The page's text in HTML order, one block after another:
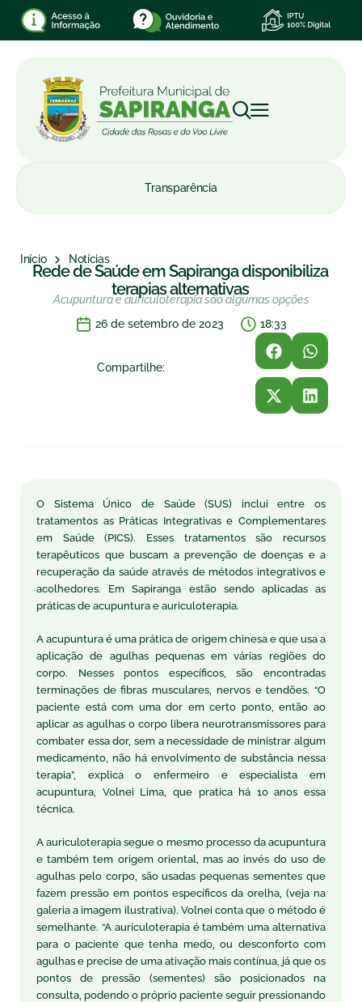
Transparência
Início Notícias
Rede de Saúde em Sapiranga disponibiliza
terapias alternativas
Acupuntura e auriculoterapia são algumas opções
26 de setembro de 2023
18:33
Compartilhe:
O Sistema Único de Saúde (SUS) inclui entre os
tratamentos as Práticas Integrativas e Complementares
em Saúde (PICS). Esses tratamentos são recursos
terapêuticos que buscam a prevenção de doenças e a
recuperação da saúde através de métodos integrativos e
acolhedores. Em Sapiranga estão sendo aplicadas as
práticas de acupuntura e auriculoterapia.
A acupuntura é uma prática de origem chinesa e que usa a
aplicação de agulhas pequenas em várias regiões do
corpo. Nesses pontos específicos, são encontradas
terminações de fibras musculares, nervos e tendões. “O
paciente está com uma dor em certo ponto, então ao
aplicar as agulhas o corpo libera neurotransmissores para
combater essa dor, sem a necessidade de ministrar algum
medicamento, não há envolvimento de substância nessa
terapia”, explica o enfermeiro e especialista em
acupuntura, Volnei Lima, que pratica há 10 anos essa
técnica.
A auriculoterapia segue o mesmo processo da acupuntura
e também tem origem oriental, mas ao invés do uso de
agulhas pelo corpo, são usadas pequenas sementes que
fazem pressão em pontos específicos da orelha, (veja na
galeria a imagem ilustrativa). Volnei conta que o método é
semelhante. “A auriculoterapia é também uma alternativa
para o paciente que tenha medo, ou desconforto com
agulhas e precise de uma ativação mais contínua, já que os
pontos de pressão (sementes) são posicionados na
consulta, podendo o próprio paciente seguir pressionando